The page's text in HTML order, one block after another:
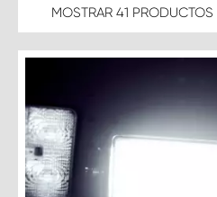
MOSTRAR 41 PRODUCTOS